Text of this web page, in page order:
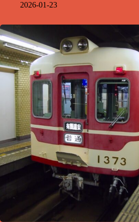
2026-01-23